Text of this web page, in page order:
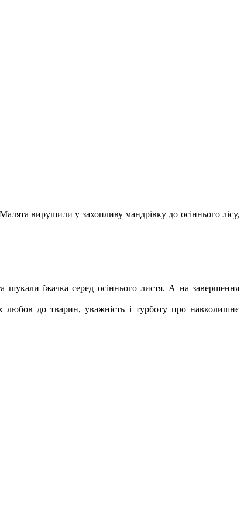
вирушили у захопливу мандрівку до осіннього лісу,
їжачка серед осіннього листя. А на завершення
до тварин, уважність і турботу про навколишнє